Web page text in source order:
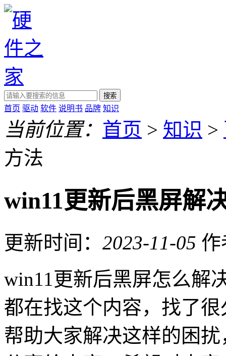
搜索
首页 驱动 软件 说明书 品牌 知识
当前位置： 首页 > 知识 >
方法
win11更新后黑屏解
更新时间： 2023-11-05 作
win11更新后黑屏怎么解
都在找这个内容，找了
帮助大家解决这样的困